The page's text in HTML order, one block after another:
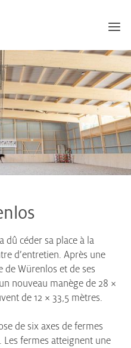
dû céder sa place à la
d’entretien. Après une
de Würenlos et de ses
nouveau manège de 28 ×
de 12 × 33,5 mètres.
de six axes de fermes
fermes atteignent une